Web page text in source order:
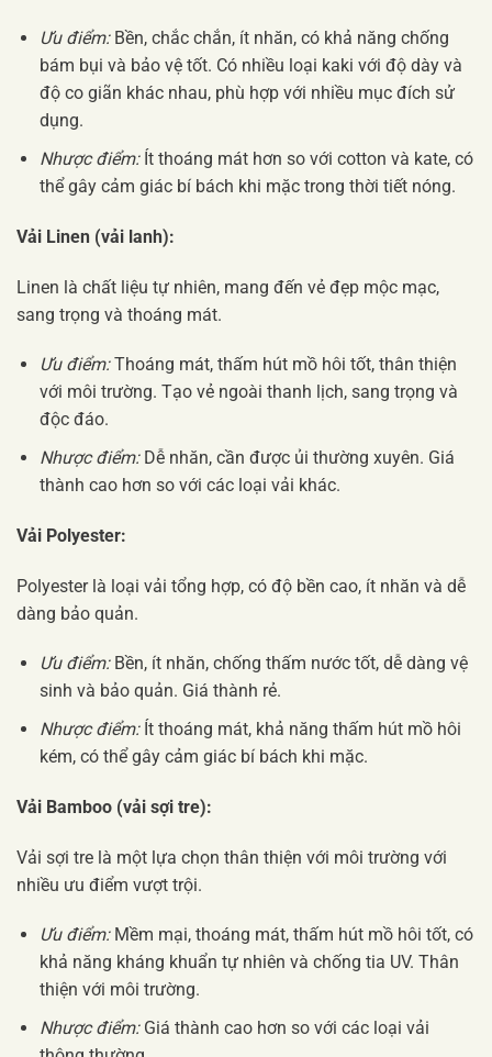
Ưu điểm:Bền, chắc chắn, ít nhăn, có khả năng chống
bám bụi và bảo vệ tốt. Có nhiều loại kaki với độ dày và
độ co giãn khác nhau, phù hợp với nhiều mục đích sử
dụng.
Nhược điểm:Ít thoáng mát hơn so với cotton và kate, có
thể gây cảm giác bí bách khi mặc trong thời tiết nóng.
Vải Linen (vải lanh):
Linen là chất liệu tự nhiên, mang đến vẻ đẹp mộc mạc,
sang trọng và thoáng mát.
Ưu điểm:Thoáng mát, thấm hút mồ hôi tốt, thân thiện
với môi trường. Tạo vẻ ngoài thanh lịch, sang trọng và
độc đáo.
Nhược điểm:Dễ nhăn, cần được ủi thường xuyên. Giá
thành cao hơn so với các loại vải khác.
Vải Polyester:
Polyester là loại vải tổng hợp, có độ bền cao, ít nhăn và dễ
dàng bảo quản.
Ưu điểm:Bền, ít nhăn, chống thấm nước tốt, dễ dàng vệ
sinh và bảo quản. Giá thành rẻ.
Nhược điểm:Ít thoáng mát, khả năng thấm hút mồ hôi
kém, có thể gây cảm giác bí bách khi mặc.
Vải Bamboo (vải sợi tre):
Vải sợi tre là một lựa chọn thân thiện với môi trường với
nhiều ưu điểm vượt trội.
Ưu điểm:Mềm mại, thoáng mát, thấm hút mồ hôi tốt, có
khả năng kháng khuẩn tự nhiên và chống tia UV. Thân
thiện với môi trường.
Nhược điểm:Giá thành cao hơn so với các loại vải